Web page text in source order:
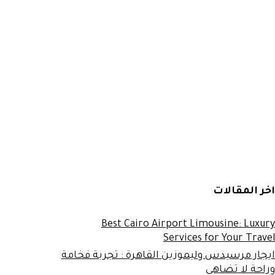
اخر المقالات
Best Cairo Airport Limousine: Luxury
Services for Your Travel
ايجار مرسيدس وليموزين القاهرة : تجربة فخامة
وراحة لا تضاهى